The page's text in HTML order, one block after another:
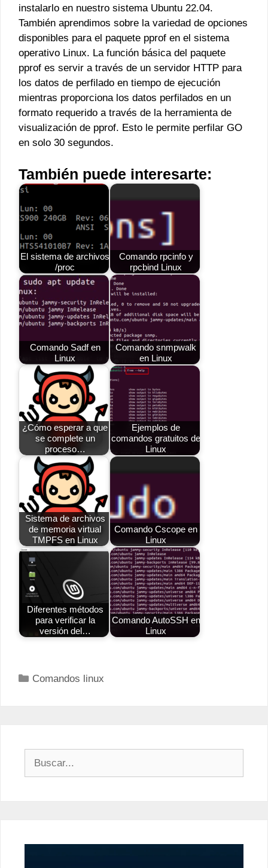
instalarlo en nuestro sistema Ubuntu 22.04.
También aprendimos sobre la variedad de opciones
disponibles para el paquete pprof en el sistema
operativo Linux. La función básica del paquete
pprof es servir a través de un servidor HTTP para
los datos de perfilado en tiempo de ejecución
mientras proporciona los datos perfilados en un
formato requerido a través de la herramienta de
visualización de pprof. Esto le permite perfilar GO
en solo 30 segundos.
También puede interesarte:
El sistema de archivos
/proc
Comando rpcinfo y
rpcbind Linux
Comando Sadf en
Linux
Comando snmpwalk
en Linux
¿Cómo esperar a que
se complete un
proceso…
Ejemplos de
comandos gratuitos de
Linux
Sistema de archivos
de memoria virtual
TMPFS en Linux
Comando Cscope en
Linux
Diferentes métodos
para verificar la
versión del…
Comando AutoSSH en
Linux
Categorías
Comandos linux